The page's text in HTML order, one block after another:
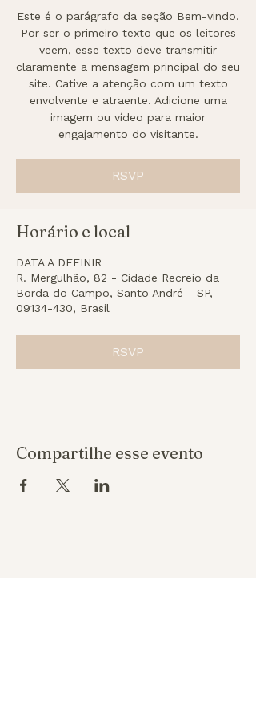
Este é o parágrafo da seção Bem-vindo.
Por ser o primeiro texto que os leitores
veem, esse texto deve transmitir
claramente a mensagem principal do seu
site. Cative a atenção com um texto
envolvente e atraente. Adicione uma
imagem ou vídeo para maior
engajamento do visitante.
RSVP
Horário e local
DATA A DEFINIR
R. Mergulhão, 82 - Cidade Recreio da
Borda do Campo, Santo André - SP,
09134-430, Brasil
RSVP
Compartilhe esse evento